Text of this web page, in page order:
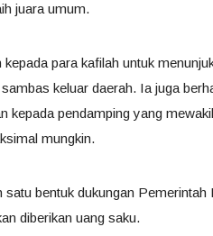
juara umum.
para kafilah untuk
keluar daerah. Ia juga
kepada pendamping yang
mungkin.
satu bentuk dukungan
diberikan uang saku.